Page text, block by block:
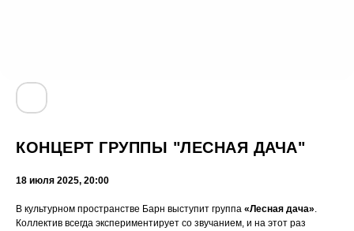
КОНЦЕРТ ГРУППЫ "ЛЕСНАЯ ДАЧА"
18 июля 2025, 20:00
В культурном пространстве Барн выступит группа «Лесная дача».
Коллектив всегда экспериментирует со звучанием, и на этот раз